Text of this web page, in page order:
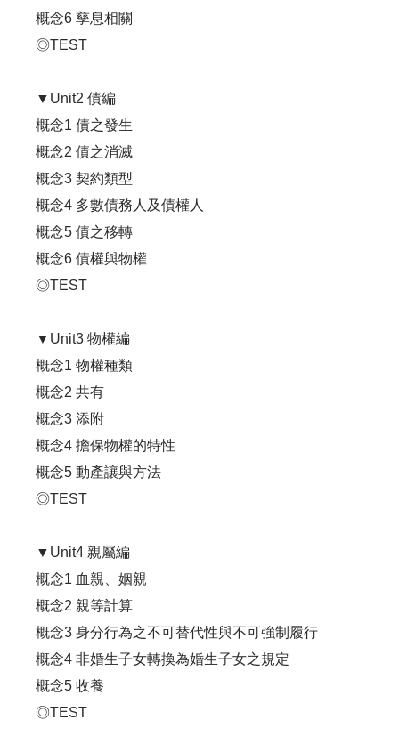
概念6 孳息相關
◎TEST
▼Unit2 債編
概念1 債之發生
概念2 債之消滅
概念3 契約類型
概念4 多數債務人及債權人
概念5 債之移轉
概念6 債權與物權
◎TEST
▼Unit3 物權編
概念1 物權種類
概念2 共有
概念3 添附
概念4 擔保物權的特性
概念5 動產讓與方法
◎TEST
▼Unit4 親屬編
概念1 血親、姻親
概念2 親等計算
概念3 身分行為之不可替代性與不可強制履行
概念4 非婚生子女轉換為婚生子女之規定
概念5 收養
◎TEST